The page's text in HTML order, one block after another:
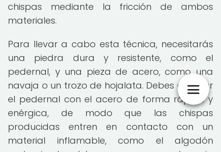
chispas mediante la fricción de ambos
materiales.
Para llevar a cabo esta técnica, necesitarás
una piedra dura y resistente, como el
pedernal, y una pieza de acero, como una
navaja o un trozo de hojalata. Debes golpear
el pedernal con el acero de forma rápida y
enérgica, de modo que las chispas
producidas entren en contacto con un
material inflamable, como el algodón